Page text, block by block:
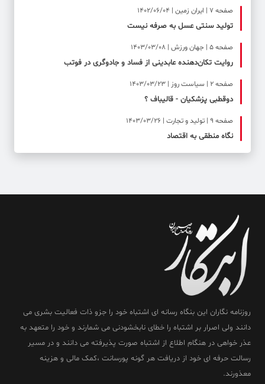
صفحه ۷ | ایران زمین | 1402/06/04
تولید سنتی عسل به صرفه نیست
صفحه ۵ | جهان ورزش | 1403/03/08
روایت تکان‌دهنده عابدینی از فساد و جادوگری در فوتب
صفحه ۲ | سیاست روز | 1403/03/23
دوقطبی پزشکیان - قالیباف ؟
صفحه ۹ | تولید و تجارت | 1403/03/26
نگاه منطقی به اقتصاد
روزنامه نگاران این بنگاه رسانه ای اشتباه خود را جزو ذات فعالیت بشری می
دانند ولی اصرار بر اشتباه را خطای نابخشودنی می شمارند و خود را متعهد به
عذر خواهی در هنگام اطلاع از اشتباه صورت پذیرفته می دانند و در مسیر
رسالت حرفه ای خود از دریافت هر گونه پورسانت ،کمک مالی و هزینه
معذورند.